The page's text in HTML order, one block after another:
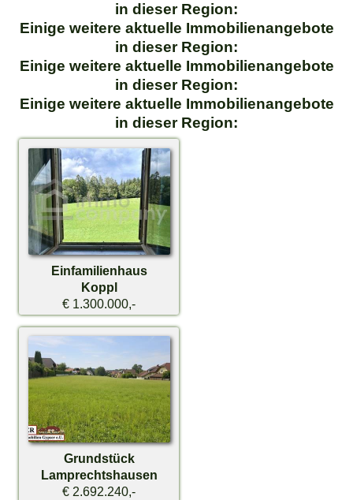
in dieser Region:
Einige weitere aktuelle Immobilienangebote
in dieser Region:
Einige weitere aktuelle Immobilienangebote
in dieser Region:
Einige weitere aktuelle Immobilienangebote
in dieser Region:
Einfamilienhaus
Koppl
€ 1.300.000,-
Grundstück
Lamprechtshausen
€ 2.692.240,-